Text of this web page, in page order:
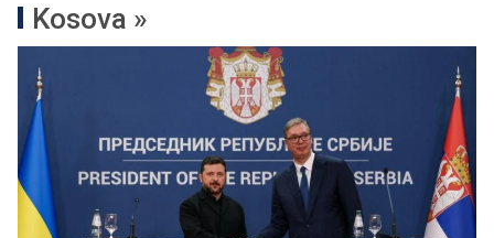
Kosova »